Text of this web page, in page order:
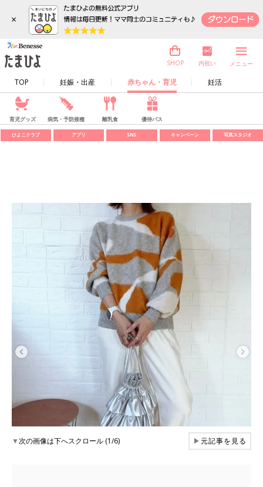
×
TOP 妊娠・出産 赤ちゃん・育児 妊活
SHOP 内祝い メニュー
育児グッズ 病気・予防接種 離乳食 優待パス
ひよこクラブ アプリ SNS キャンペーン 写真スタジオ
▼次の画像は下へスクロール (1/6) ▶元記事を見る